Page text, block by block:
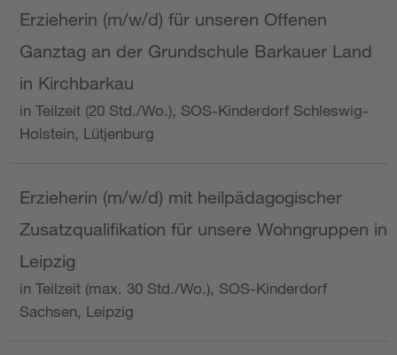
Erzieherin (m/w/d) für unseren Offenen
Ganztag an der Grundschule Barkauer Land
in Kirchbarkau
in Teilzeit (20 Std./Wo.), SOS-Kinderdorf Schleswig-
Holstein, Lütjenburg
Erzieherin (m/w/d) mit heilpädagogischer
Zusatzqualifikation für unsere Wohngruppen in
Leipzig
in Teilzeit (max. 30 Std./Wo.), SOS-Kinderdorf
Sachsen, Leipzig